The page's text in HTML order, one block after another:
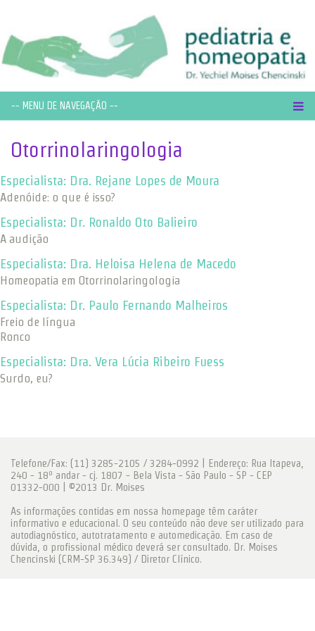
-- MENU DE NAVEGAÇÃO --
Otorrinolaringologia
Especialista: Dra. Rejane Lopes de Moura
Adenóide: o que é isso?
Especialista: Dr. Ronaldo Oto Balieiro
A audição
Especialista: Dra. Heloisa Helena de Macedo
Homeopatia em Otorrinolaringologia
Especialista: Dr. Paulo Fernando Malheiros
Freio de língua
Ronco
Especialista: Dra. Vera Lúcia Ribeiro Fuess
Surdo, eu?
Telefone/Fax: (11) 3285-2105 / 3284-0992 | Endereço: Rua Itapeva,
240 - 18º andar - cj. 1807 - Bela Vista - São Paulo - SP - CEP
01332-000 | ©2013 Dr. Moises
As informações contidas em nossa homepage têm caráter
informativo e educacional. O seu conteúdo não deve ser utilizado para
autodiagnóstico, autotratamento e automedicação. Em caso de
dúvida, o profissional médico deverá ser consultado. Dr. Moises
Chencinski (CRM-SP 36.349) / Diretor Clínico.